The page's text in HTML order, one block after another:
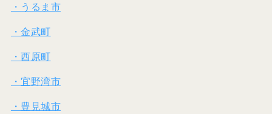
・うるま市
・金武町
・西原町
・宜野湾市
・豊見城市